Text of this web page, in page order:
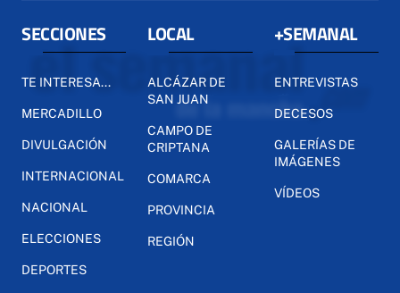
SECCIONES
TE INTERESA...
MERCADILLO
DIVULGACIÓN
INTERNACIONAL
NACIONAL
ELECCIONES
DEPORTES
LOCAL
ALCÁZAR DE
SAN JUAN
CAMPO DE
CRIPTANA
COMARCA
PROVINCIA
REGIÓN
+SEMANAL
ENTREVISTAS
DECESOS
GALERÍAS DE
IMÁGENES
VÍDEOS